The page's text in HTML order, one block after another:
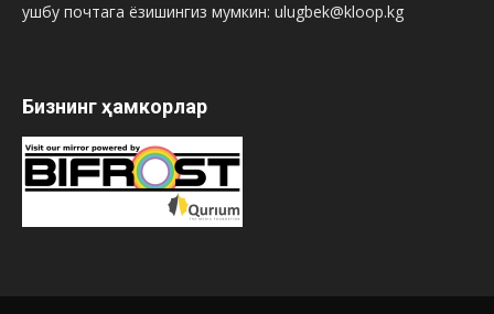
ушбу почтага ёзишингиз мумкин: ulugbek@kloop.kg
Бизнинг ҳамкорлар